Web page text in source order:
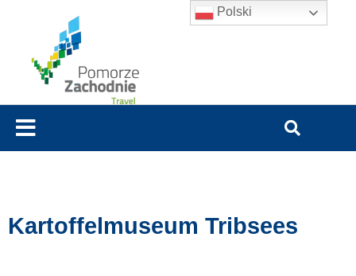
Kartoffelmuseum Tribsees
Polski